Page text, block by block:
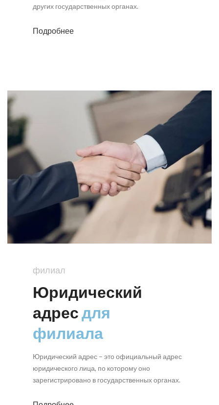
других государственных органах.
Подробнее
филиал
Юридический
адресдля
филиала
Юридический адрес – это официальный адрес
юридического лица, по которому оно
зарегистрировано в государственных органах.